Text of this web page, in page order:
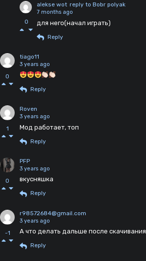
0
alekse wot reply to Bobr polyak
7 months ago
для него(начал играть)
Reply
0
tiago11
3 years ago
Reply
1
Roven
3 years ago
Мод работает, топ
Reply
0
PFP
3 years ago
вкусняшка
Reply
-1
r98572684@gmail.com
3 years ago
А что делать дальше после скачивания
Reply